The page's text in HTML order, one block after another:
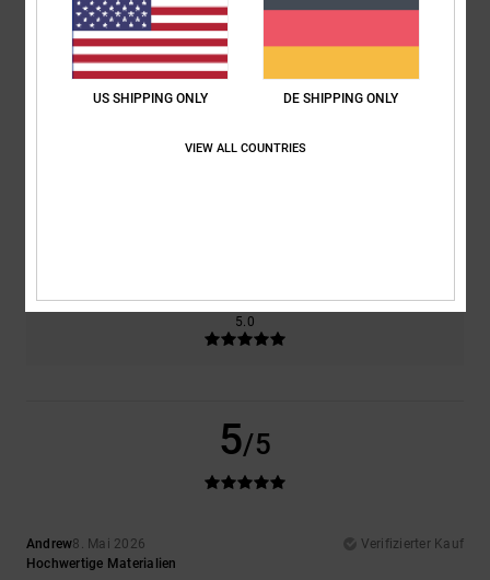
basierend auf1 verifizierten Bewertungenseit Mai 2026
100% unserer Kunden empfehlen dieses Produkt
Farbe
5.0
5/5
Andrew8. Mai 2026
Verifizierter Kauf
Hochwertige Materialien
US SHIPPING ONLY DE SHIPPING ONLY
VIEW ALL COUNTRIES